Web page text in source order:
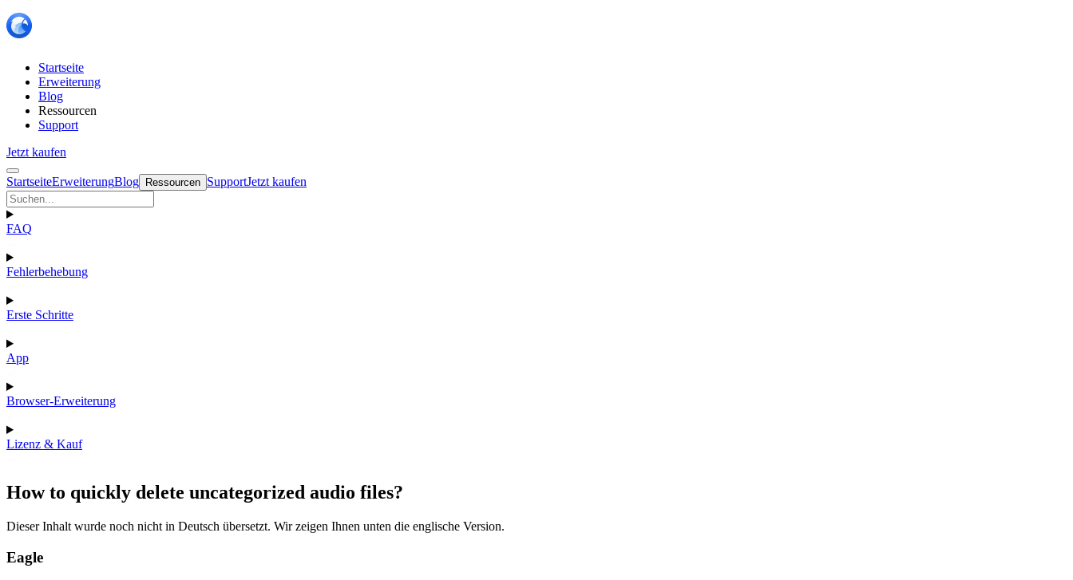
Startseite
Erweiterung
Blog
Ressourcen
Support
Jetzt kaufen
StartseiteErweiterungBlog Ressourcen SupportJetzt kaufen
FAQ
Fehlerbehebung
Erste Schritte
App
Browser-Erweiterung
Lizenz & Kauf
How to quickly delete uncategorized audio files?
Dieser Inhalt wurde noch nicht in Deutsch übersetzt. Wir zeigen Ihnen unten die englische Version.
Eagle